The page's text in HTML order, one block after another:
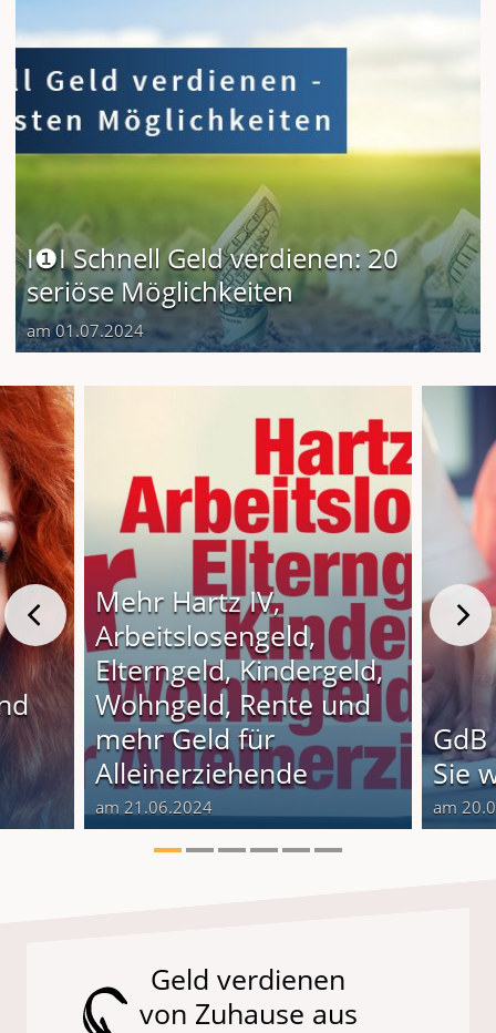
I❶I Schnell Geld verdienen: 20
seriöse Möglichkeiten
am 01.07.2024
Mehr Hartz IV,
Arbeitslosengeld,
Elterngeld, Kindergeld,
Wohngeld, Rente und
mehr Geld für
Alleinerziehende
am 21.06.2024
Sie
am
Geld verdienen
von Zuhause aus